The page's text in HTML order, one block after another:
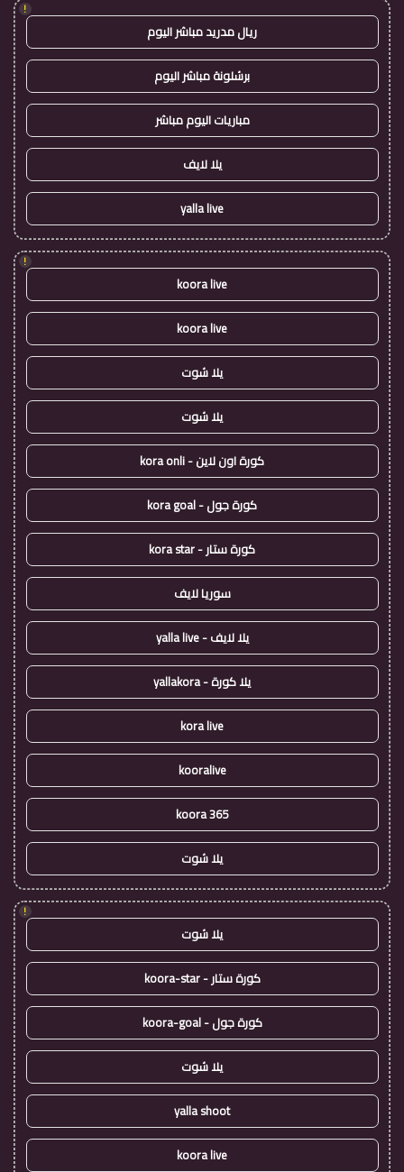
!
ريال مدريد مباشر اليوم
برشلونة مباشر اليوم
مباريات اليوم مباشر
يلا لايف
yalla live
!
koora live
koora live
يلا شوت
يلا شوت
كورة اون لاين - kora onli
كورة جول - kora goal
كورة ستار - kora star
سوريا لايف
يلا لايف - yalla live
يلا كورة - yallakora
kora live
kooralive
koora 365
يلا شوت
!
يلا شوت
كورة ستار - koora-star
كورة جول - koora-goal
يلا شوت
yalla shoot
koora live